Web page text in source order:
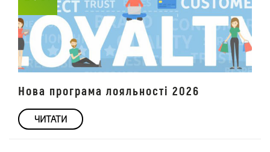
Нова програма лояльності 2026
ЧИТАТИ